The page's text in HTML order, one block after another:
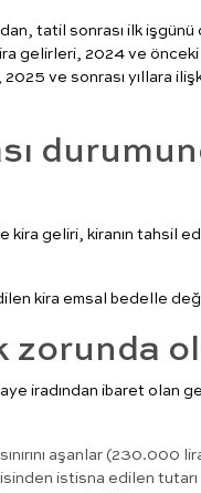
tatil sonrası ilk işgünü
gelirleri, 2024 ve önceki
ve sonrası yıllara
kira geliri, kiranın tahsil
kira emsal bedelle
zorunda
iradından ibaret olan
aşanlar (230.000 liralık
istisna edilen tutarı